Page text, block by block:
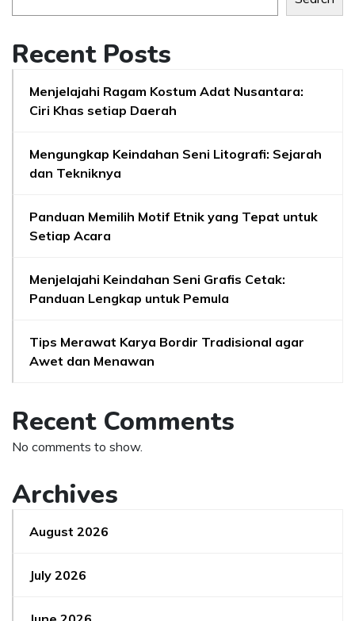
Recent Posts
Menjelajahi Ragam Kostum Adat Nusantara:
Ciri Khas setiap Daerah
Mengungkap Keindahan Seni Litografi: Sejarah
dan Tekniknya
Panduan Memilih Motif Etnik yang Tepat untuk
Setiap Acara
Menjelajahi Keindahan Seni Grafis Cetak:
Panduan Lengkap untuk Pemula
Tips Merawat Karya Bordir Tradisional agar
Awet dan Menawan
Recent Comments
No comments to show.
Archives
August 2026
July 2026